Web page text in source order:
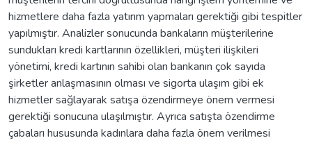
hizmetlere daha fazla yatırım yapmaları gerektiği gibi tespitler
yapılmıştır. Analizler sonucunda bankaların müşterilerine
sundukları kredi kartlarının özellikleri, müşteri ilişkileri
yönetimi, kredi kartının sahibi olan bankanın çok sayıda
şirketler anlaşmasının olması ve sigorta ulaşım gibi ek
hizmetler sağlayarak satışa özendirmeye önem vermesi
gerektiği sonucuna ulaşılmıştır. Ayrıca satışta özendirme
çabaları hususunda kadınlara daha fazla önem verilmesi